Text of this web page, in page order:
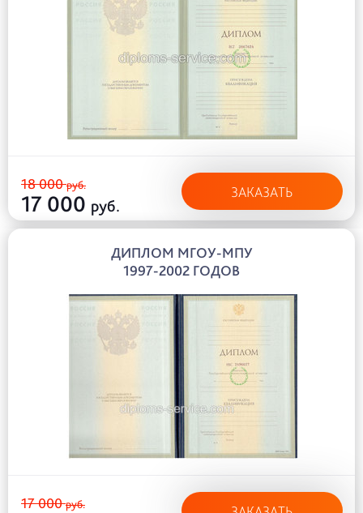
18 000руб.
17 000 руб.
ЗАКАЗАТЬ
ДИПЛОМ МГОУ-МПУ
1997-2002 ГОДОВ
17 000руб.